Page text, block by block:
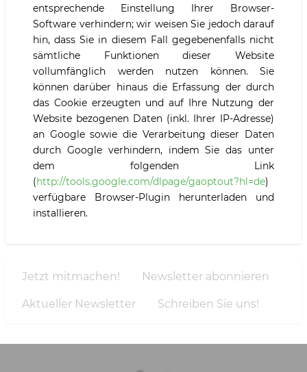
entsprechende Einstellung Ihrer Browser-
Software verhindern; wir weisen Sie jedoch darauf
hin, dass Sie in diesem Fall gegebenenfalls nicht
sämtliche Funktionen dieser Website
vollumfänglich werden nutzen können. Sie
können darüber hinaus die Erfassung der durch
das Cookie erzeugten und auf Ihre Nutzung der
Website bezogenen Daten (inkl. Ihrer IP-Adresse)
an Google sowie die Verarbeitung dieser Daten
durch Google verhindern, indem Sie das unter
dem folgenden Link
(http://tools.google.com/dlpage/gaoptout?hl=de)
verfügbare Browser-Plugin herunterladen und
installieren.
Tools
Jetzt mitmachen! Newsletter abonnieren
Aktueller Newsletter Schreiben Sie uns!